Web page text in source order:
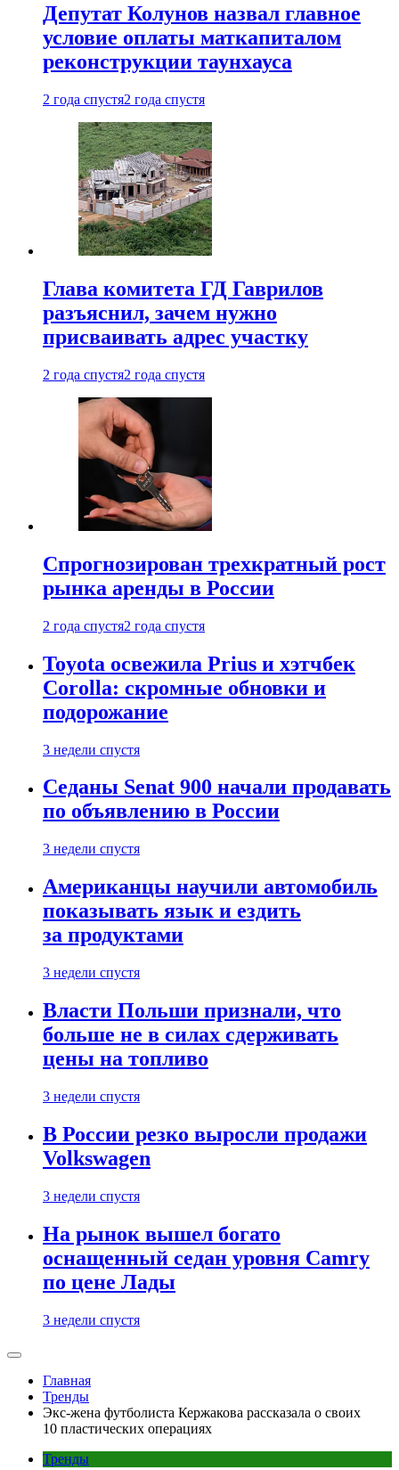
Депутат Колунов назвал главное
условие оплаты маткапиталом
реконструкции таунхауса
2 года спустя2 года спустя
Глава комитета ГД Гаврилов
разъяснил, зачем нужно
присваивать адрес участку
2 года спустя2 года спустя
Спрогнозирован трехкратный рост
рынка аренды в России
2 года спустя2 года спустя
Toyota освежила Prius и хэтчбек
Corolla: скромные обновки и
подорожание
3 недели спустя
Седаны Senat 900 начали продавать
по объявлению в России
3 недели спустя
Американцы научили автомобиль
показывать язык и ездить
за продуктами
3 недели спустя
Власти Польши признали, что
больше не в силах сдерживать
цены на топливо
3 недели спустя
В России резко выросли продажи
Volkswagen
3 недели спустя
На рынок вышел богато
оснащенный седан уровня Camry
по цене Лады
3 недели спустя
Главная
Тренды
Экс-жена футболиста Кержакова рассказала о своих
10 пластических операциях
Тренды